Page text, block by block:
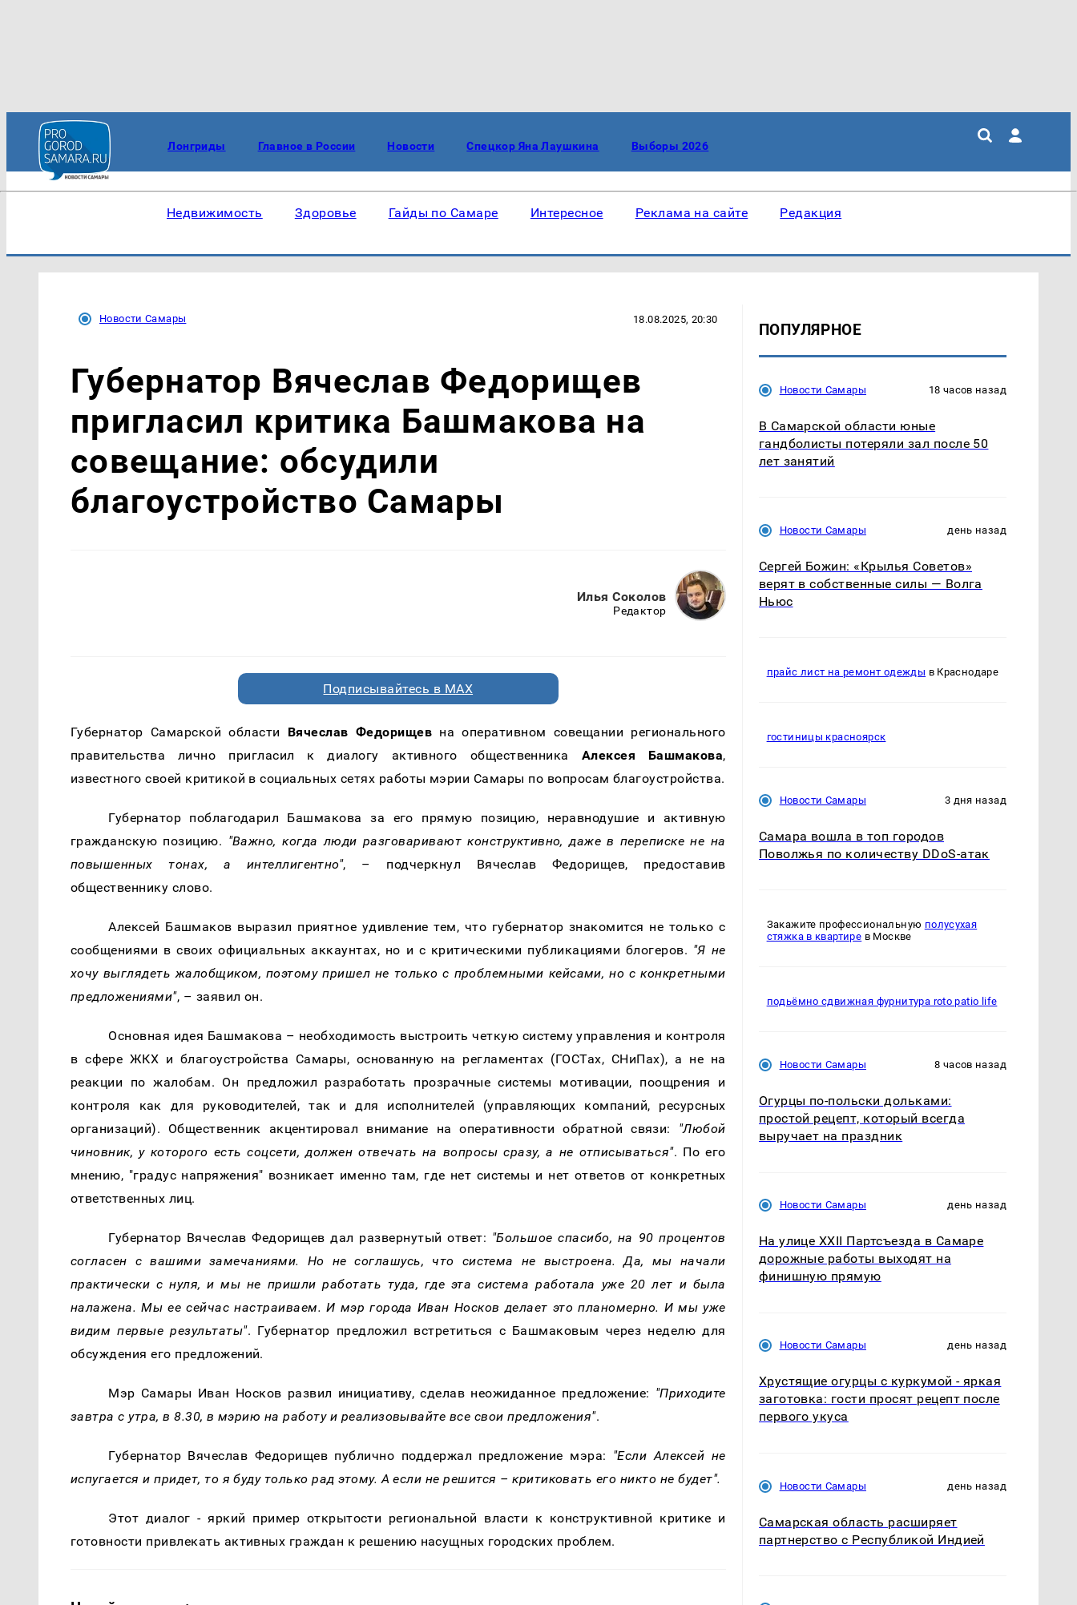
Лонгриды Главное в России Новости Спецкор Яна Лаушкина Выборы 2026
Недвижимость Здоровье Гайды по Самаре Интересное Реклама на сайте Редакция
Новости Самары 18.08.2025, 20:30
Губернатор Вячеслав Федорищев
пригласил критика Башмакова на
совещание: обсудили
благоустройство Самары
Илья Соколов
Редактор
Подписывайтесь в MAX
Губернатор Самарской области Вячеслав Федорищев на оперативном совещании регионального
правительства лично пригласил к диалогу активного общественника Алексея Башмакова,
известного своей критикой в социальных сетях работы мэрии Самары по вопросам благоустройства.
Губернатор поблагодарил Башмакова за его прямую позицию, неравнодушие и активную
гражданскую позицию. "Важно, когда люди разговаривают конструктивно, даже в переписке не на
повышенных тонах, а интеллигентно", – подчеркнул Вячеслав Федорищев, предоставив
общественнику слово.
Алексей Башмаков выразил приятное удивление тем, что губернатор знакомится не только с
сообщениями в своих официальных аккаунтах, но и с критическими публикациями блогеров. "Я не
хочу выглядеть жалобщиком, поэтому пришел не только с проблемными кейсами, но с конкретными
предложениями", – заявил он.
Основная идея Башмакова – необходимость выстроить четкую систему управления и контроля
в сфере ЖКХ и благоустройства Самары, основанную на регламентах (ГОСТах, СНиПах), а не на
реакции по жалобам. Он предложил разработать прозрачные системы мотивации, поощрения и
контроля как для руководителей, так и для исполнителей (управляющих компаний, ресурсных
организаций). Общественник акцентировал внимание на оперативности обратной связи: "Любой
чиновник, у которого есть соцсети, должен отвечать на вопросы сразу, а не отписываться". По его
мнению, "градус напряжения" возникает именно там, где нет системы и нет ответов от конкретных
ответственных лиц.
Губернатор Вячеслав Федорищев дал развернутый ответ: "Большое спасибо, на 90 процентов
согласен с вашими замечаниями. Но не соглашусь, что система не выстроена. Да, мы начали
практически с нуля, и мы не пришли работать туда, где эта система работала уже 20 лет и была
налажена. Мы ее сейчас настраиваем. И мэр города Иван Носков делает это планомерно. И мы уже
видим первые результаты". Губернатор предложил встретиться с Башмаковым через неделю для
обсуждения его предложений.
Мэр Самары Иван Носков развил инициативу, сделав неожиданное предложение: "Приходите
завтра с утра, в 8.30, в мэрию на работу и реализовывайте все свои предложения".
Губернатор Вячеслав Федорищев публично поддержал предложение мэра: "Если Алексей не
испугается и придет, то я буду только рад этому. А если не решится – критиковать его никто не будет".
Этот диалог - яркий пример открытости региональной власти к конструктивной критике и
готовности привлекать активных граждан к решению насущных городских проблем.
ПОПУЛЯРНОЕ
Новости Самары 18 часов назад
В Самарской области юные
гандболисты потеряли зал после 50
лет занятий
Новости Самары день назад
Сергей Божин: «Крылья Советов»
верят в собственные силы — Волга
Ньюс
прайс лист на ремонт одежды в Краснодаре
гостиницы красноярск
Новости Самары 3 дня назад
Самара вошла в топ городов
Поволжья по количеству DDoS-атак
Закажите профессиональную полусухая
стяжка в квартире в Москве
подьёмно сдвижная фурнитура roto patio life
Новости Самары 8 часов назад
Огурцы по‑польски дольками:
простой рецепт, который всегда
выручает на праздник
Новости Самары день назад
На улице XXII Партсъезда в Самаре
дорожные работы выходят на
финишную прямую
Новости Самары день назад
Хрустящие огурцы с куркумой - яркая
заготовка: гости просят рецепт после
первого укуса
Новости Самары день назад
Самарская область расширяет
партнерство с Республикой Индией